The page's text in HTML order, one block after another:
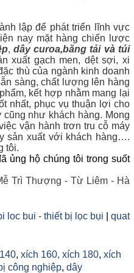
lập để phát triển lĩnh vực
nay mặt hàng chiến lược
, dây curoa,băng tảivàtúi
xuất gạch men, dệt sợi, xi
thù của ngành kinh doanh
sàng, chất lượng lên hàng
kết hợp nhằm mang lại
nhất, phục vụ thuận lợi cho
như khách hàng. Mong
vận hành trơn tru cỗ máy
sản xuất với khách hàng….
tôi.
ủng hộ chúng tôi trong suốt
Trì Thượng - Từ Liêm - Hà
loc bui - thiết bị lọc bụi
quat
, xích 160, xích 180, xích
công nghiệp, dây